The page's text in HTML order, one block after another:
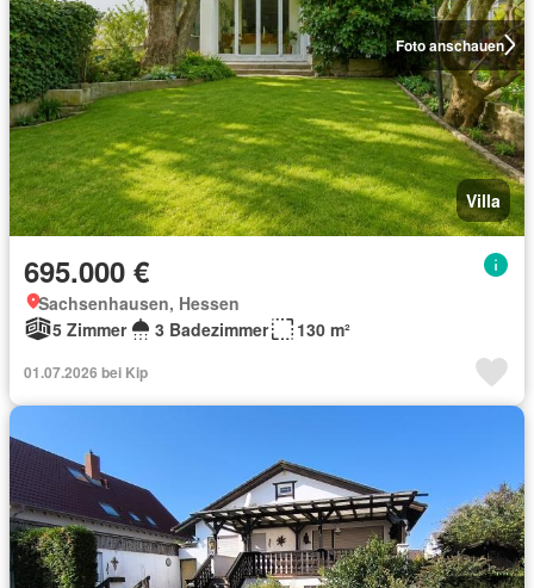
Foto anschauen
Villa
695.000 €
Sachsenhausen, Hessen
5 Zimmer
3 Badezimmer 130 m²
01.07.2026 bei Kip